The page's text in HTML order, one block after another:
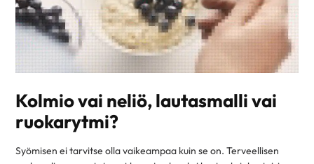
Kolmio vai neliö, lautasmalli vai
ruokarytmi?
Syömisen ei tarvitse olla vaikeampaa kuin se on. Terveellisen